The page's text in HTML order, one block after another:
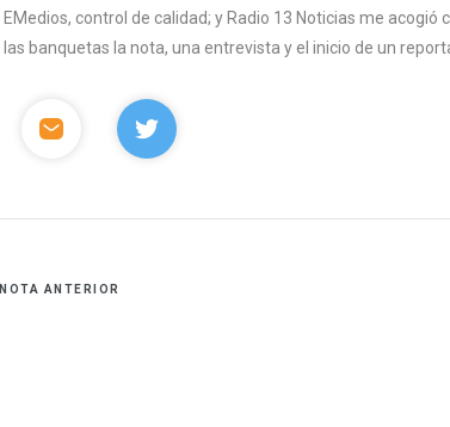
EMedios, control de calidad; y Radio 13 Noticias me
las banquetas la nota, una entrevista y el inicio de un
NOTA ANTERIOR